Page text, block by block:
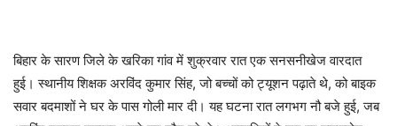
बिहार के सारण जिले के खरिका गांव में शुक्रवार रात एक सनसनीखेज वारदात
हुई। स्थानीय शिक्षक अरविंद कुमार सिंह, जो बच्चों को ट्यूशन पढ़ाते थे, को बाइक
सवार बदमाशों ने घर के पास गोली मार दी। यह घटना रात लगभग नौ बजे हुई, जब